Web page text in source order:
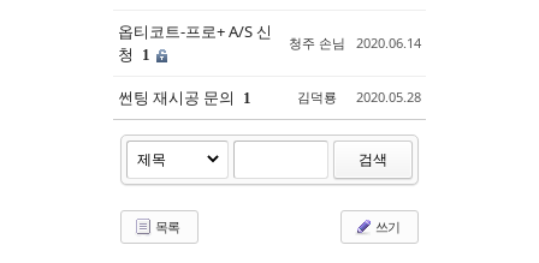
옵티코트-프로+ A/S 신
청
1
청주 손님 2020.06.14
썬팅 재시공 문의 1 김덕룡 2020.05.28
검색
목록 쓰기